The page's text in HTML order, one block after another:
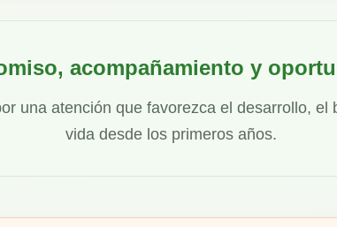
acompañamiento y
una atención que favorezca el desarrollo, el
vida desde los primeros años.